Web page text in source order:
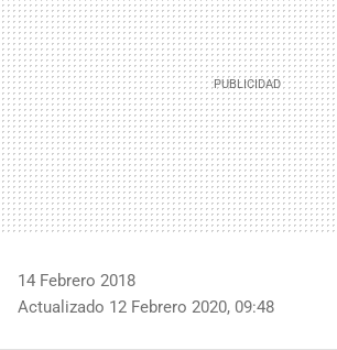
14 Febrero 2018
Actualizado 12 Febrero 2020, 09:48